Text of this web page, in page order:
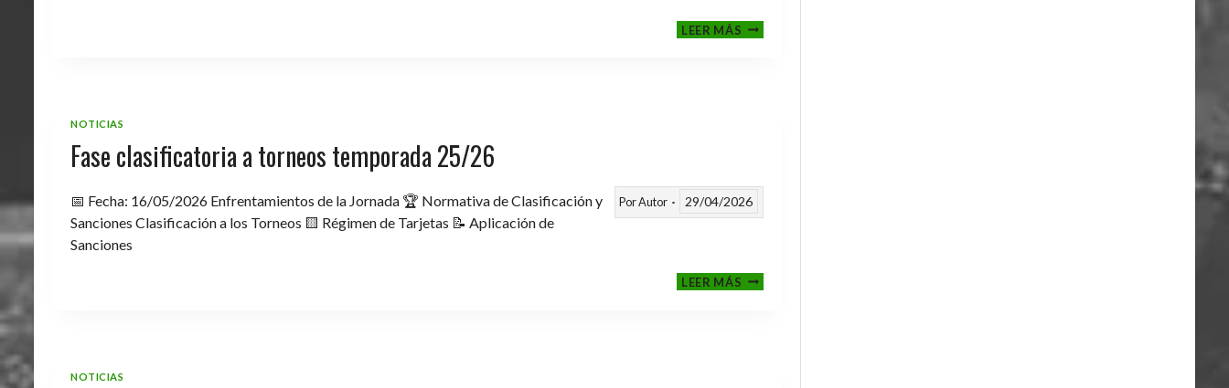
LEER MÁSCENA-
ENTREGA
NOTICIAS
Fase clasificatoria a torneos temporada 25/26
PorAutor 29/04/2026
📅 Fecha: 16/05/2026 Enfrentamientos de la Jornada 🏆 Normativa de Clasificación y
Sanciones Clasificación a los Torneos 🟨 Régimen de Tarjetas 📝 Aplicación de
Sanciones
LEER MÁSFASE
CLASIFICATORIA
NOTICIAS